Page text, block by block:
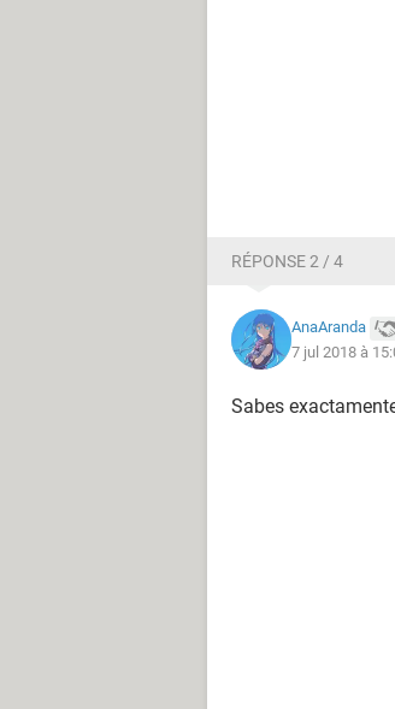
RÉPONSE 2 / 4
AnaAranda
7 jul 2018 à
Sabes